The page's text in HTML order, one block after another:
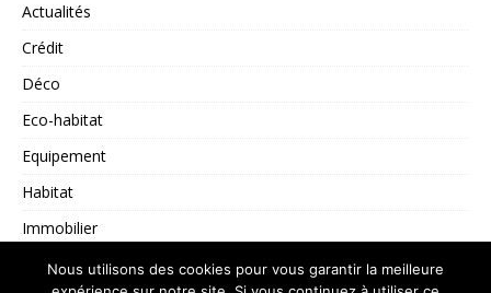
Actualités
Crédit
Déco
Eco-habitat
Equipement
Habitat
Immobilier
Non classé
Nous utilisons des cookies pour vous garantir la meilleure